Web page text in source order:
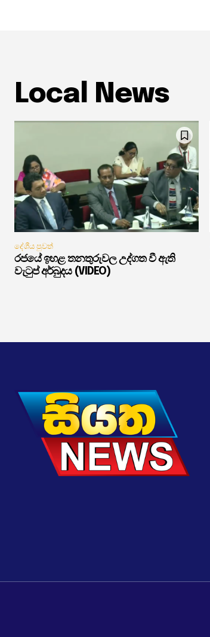
Local News
දේශීය පුවත්
රජයේ ඉහළ තනතුරුවල උද්ගත වී ඇති
වැටුප් අර්බුදය (VIDEO)